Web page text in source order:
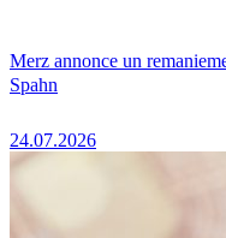
Merz annonce un
Spahn
24.07.2026